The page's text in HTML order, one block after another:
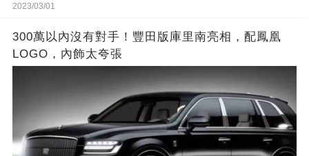
2023/03/01
300萬以內沒有對手！豐田版庫里南亮相，配鳳凰
LOGO，內飾太夸張